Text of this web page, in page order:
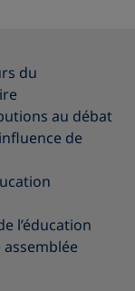
du
au débat
de
l’éducation
assemblée